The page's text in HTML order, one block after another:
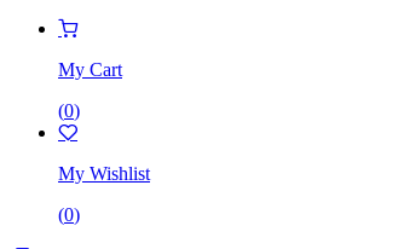
My Cart
(0)
My Wishlist
(0)